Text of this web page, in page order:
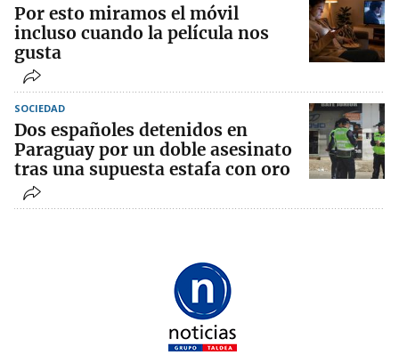
Por esto miramos el móvil
incluso cuando la película nos
gusta
SOCIEDAD
Dos españoles detenidos en
Paraguay por un doble asesinato
tras una supuesta estafa con oro